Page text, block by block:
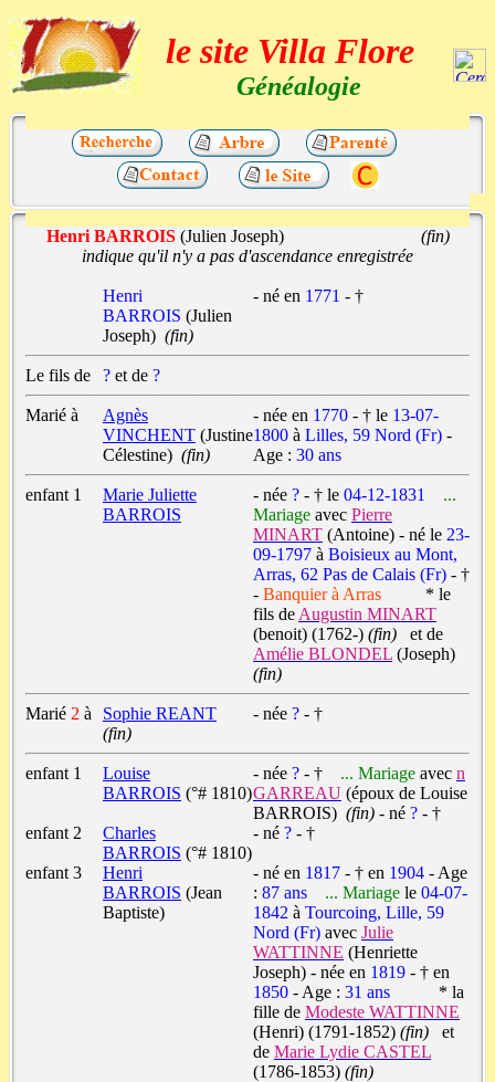
le site Villa Flore
Généalogie
Henri BARROIS(Julien Joseph)
(fin)
indique qu'il n'y a pas d'ascendance enregistrée
Henri
BARROIS (Julien
Joseph) (fin)
- né en 1771 - †
Le fils de ? et de ?
Marié à
Agnès
VINCHENT (Justine
Célestine) (fin)
- née en 1770 - † le 13-07-
1800 à Lilles, 59 Nord (Fr) -
Age : 30 ans
enfant 1
Marie Juliette
BARROIS
- née ? - † le 04-12-1831
...
Mariage avec Pierre
MINART (Antoine) - né le 23-
09-1797 à Boisieux au Mont,
Arras, 62 Pas de Calais (Fr) - †
- Banquier à Arras * le
fils de Augustin MINART
(benoit) (1762-) (fin)
et de
Amélie BLONDEL (Joseph)
(fin)
Marié 2 à
Sophie REANT
(fin)
- née ? - †
enfant 1
Louise
BARROIS (°# 1810)
- née ? - † ... Mariage avec n
GARREAU (époux de Louise
BARROIS) (fin) - né ? - †
enfant 2
Charles
BARROIS (°# 1810)
- né ? - †
enfant 3
Henri
BARROIS (Jean
Baptiste)
- né en 1817 - † en 1904 - Age
: 87 ans ... Mariage le 04-07-
1842 à Tourcoing, Lille, 59
Nord (Fr) avec Julie
WATTINNE (Henriette
Joseph) - née en 1819 - † en
1850 - Age : 31 ans
* la
fille de Modeste WATTINNE
(Henri) (1791-1852) (fin)
et
de Marie Lydie CASTEL
(1786-1853) (fin)